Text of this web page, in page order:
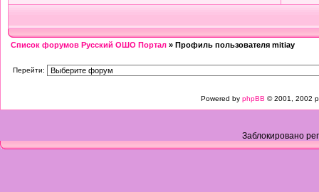
Список форумов Русский ОШО Портал » Профиль пользователя mitiay
Перейти:
Powered by phpBB © 2001, 2002
Заблокировано